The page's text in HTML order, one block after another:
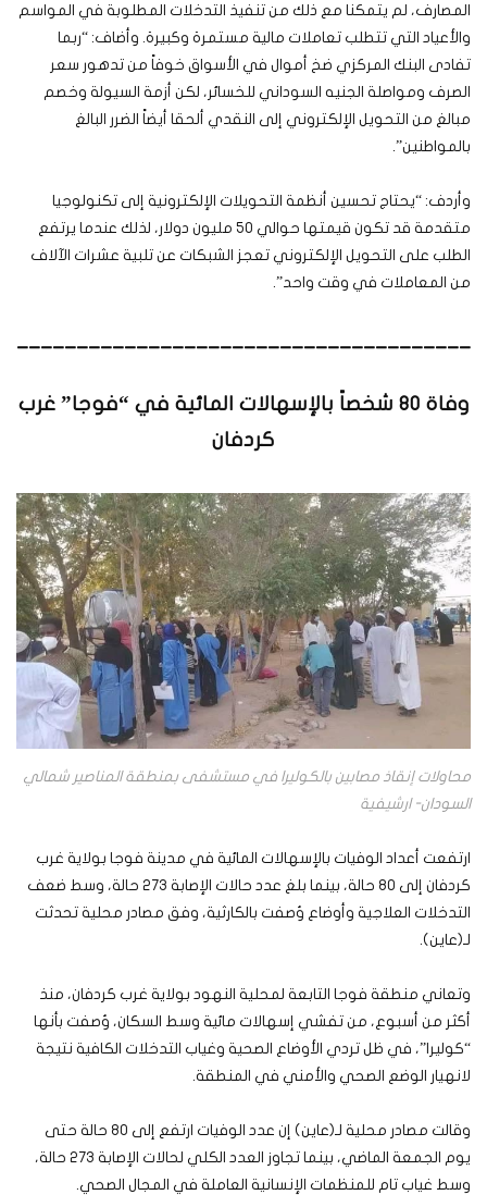
المصارف، لم يتمكنا مع ذلك من تنفيذ التدخلات المطلوبة في المواسم
والأعياد التي تتطلب تعاملات مالية مستمرة وكبيرة. وأضاف: “ربما
تفادى البنك المركزي ضخ أموال في الأسواق خوفاً من تدهور سعر
الصرف ومواصلة الجنيه السوداني للخسائر، لكن أزمة السيولة وخصم
مبالغ من التحويل الإلكتروني إلى النقدي ألحقا أيضاً الضرر البالغ
بالمواطنين”.
وأردف: “يحتاج تحسين أنظمة التحويلات الإلكترونية إلى تكنولوجيا
متقدمة قد تكون قيمتها حوالي 50 مليون دولار، لذلك عندما يرتفع
الطلب على التحويل الإلكتروني تعجز الشبكات عن تلبية عشرات الآلاف
من المعاملات في وقت واحد”.
وفاة 80 شخصاً بالإسهالات المائية في “فوجا” غرب
كردفان
محاولات إنقاذ مصابين بالكوليرا في مستشفى بمنطقة المناصير شمالي
السودان- ارشيفية
ارتفعت أعداد الوفيات بالإسهالات المائية في مدينة فوجا بولاية غرب
كردفان إلى 80 حالة، بينما بلغ عدد حالات الإصابة 273 حالة، وسط ضعف
التدخلات العلاجية وأوضاع وُصفت بالكارثية، وفق مصادر محلية تحدثت
لـ(عاين).
وتعاني منطقة فوجا التابعة لمحلية النهود بولاية غرب كردفان، منذ
أكثر من أسبوع، من تفشي إسهالات مائية وسط السكان، وُصفت بأنها
“كوليرا”، في ظل تردي الأوضاع الصحية وغياب التدخلات الكافية نتيجة
لانهيار الوضع الصحي والأمني في المنطقة.
وقالت مصادر محلية لـ(عاين) إن عدد الوفيات ارتفع إلى 80 حالة حتى
يوم الجمعة الماضي، بينما تجاوز العدد الكلي لحالات الإصابة 273 حالة،
وسط غياب تام للمنظمات الإنسانية العاملة في المجال الصحي.